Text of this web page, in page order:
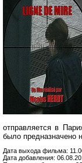
отправляется в
было предназначено
Дата выхода фильма:
Дата добавления: